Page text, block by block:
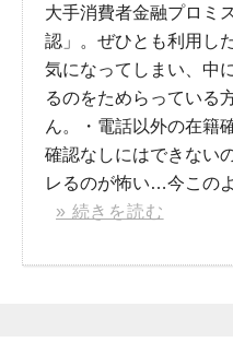
大手消費者金融プロミ
認」。ぜひとも利用し
気になってしまい、中
るのをためらっている
ん。・電話以外の在籍
確認なしにはできない
レるのが怖い…今この
» 続きを読む